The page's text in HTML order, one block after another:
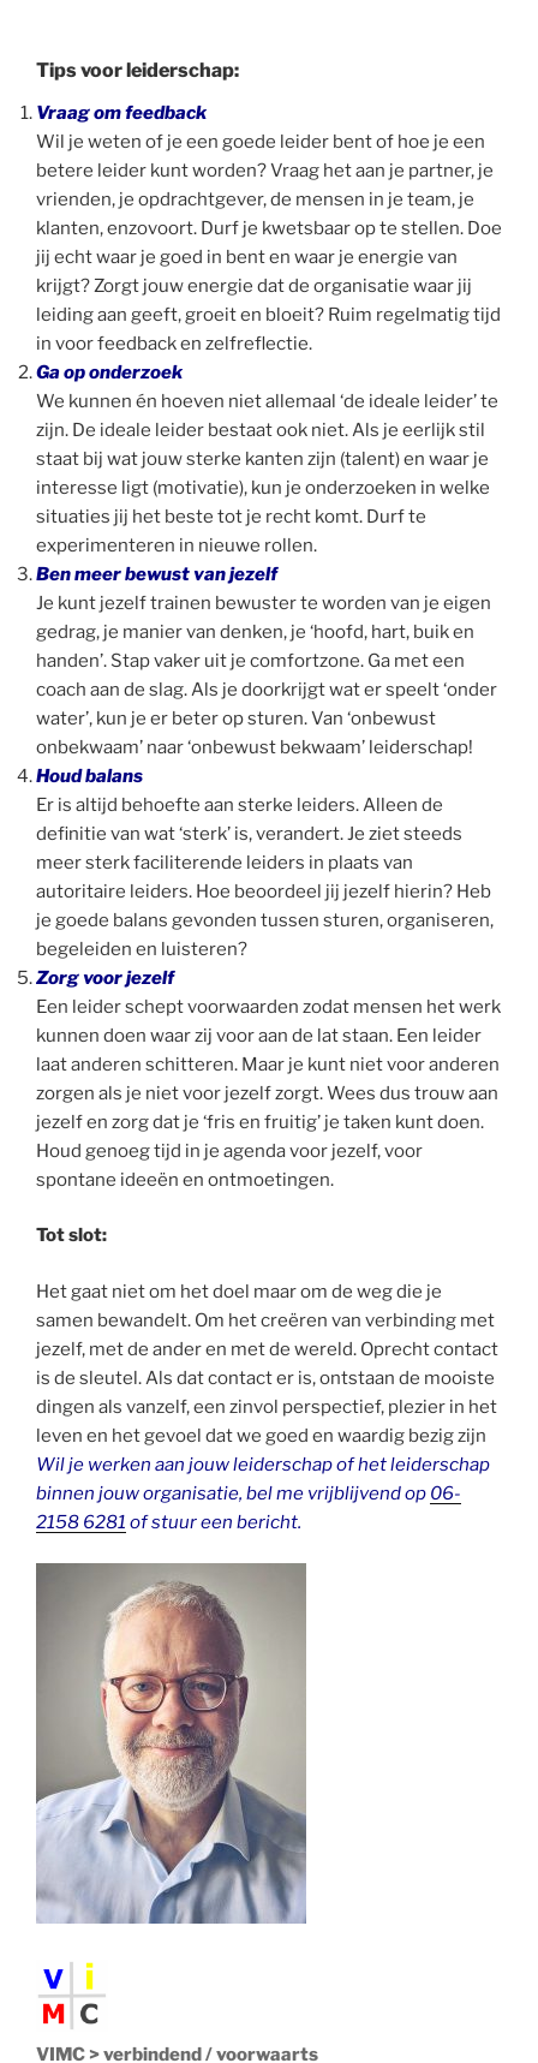
Tips voor leiderschap:
Vraag om feedback
Wil je weten of je een goede leider bent of hoe je een
betere leider kunt worden? Vraag het aan je partner, je
vrienden, je opdrachtgever, de mensen in je team, je
klanten, enzovoort. Durf je kwetsbaar op te stellen. Doe
jij echt waar je goed in bent en waar je energie van
krijgt? Zorgt jouw energie dat de organisatie waar jij
leiding aan geeft, groeit en bloeit? Ruim regelmatig tijd
in voor feedback en zelfreflectie.
Ga op onderzoek
We kunnen én hoeven niet allemaal ‘de ideale leider’ te
zijn. De ideale leider bestaat ook niet. Als je eerlijk stil
staat bij wat jouw sterke kanten zijn (talent) en waar je
interesse ligt (motivatie), kun je onderzoeken in welke
situaties jij het beste tot je recht komt. Durf te
experimenteren in nieuwe rollen.
Ben meer bewust van jezelf
Je kunt jezelf trainen bewuster te worden van je eigen
gedrag, je manier van denken, je ‘hoofd, hart, buik en
handen’. Stap vaker uit je comfortzone. Ga met een
coach aan de slag. Als je doorkrijgt wat er speelt ‘onder
water’, kun je er beter op sturen. Van ‘onbewust
onbekwaam’ naar ‘onbewust bekwaam’ leiderschap!
Houd balans
Er is altijd behoefte aan sterke leiders. Alleen de
definitie van wat ‘sterk’ is, verandert. Je ziet steeds
meer sterk faciliterende leiders in plaats van
autoritaire leiders. Hoe beoordeel jij jezelf hierin? Heb
je goede balans gevonden tussen sturen, organiseren,
begeleiden en luisteren?
Zorg voor jezelf
Een leider schept voorwaarden zodat mensen het werk
kunnen doen waar zij voor aan de lat staan. Een leider
laat anderen schitteren. Maar je kunt niet voor anderen
zorgen als je niet voor jezelf zorgt. Wees dus trouw aan
jezelf en zorg dat je ‘fris en fruitig’ je taken kunt doen.
Houd genoeg tijd in je agenda voor jezelf, voor
spontane ideeën en ontmoetingen.
Tot slot:
Het gaat niet om het doel maar om de weg die je
samen bewandelt. Om het creëren van verbinding met
jezelf, met de ander en met de wereld. Oprecht contact
is de sleutel. Als dat contact er is, ontstaan de mooiste
dingen als vanzelf, een zinvol perspectief, plezier in het
leven en het gevoel dat we goed en waardig bezig zijn
Wil je werken aan jouw leiderschap of het leiderschap
binnen jouw organisatie, belme vrijblijvend op 06-
2158 6281 of stuur een bericht.
VIMC > verbindend / voorwaarts